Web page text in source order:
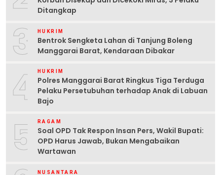
Ditangkap
3 HUKRIM
Bentrok Sengketa Lahan di Tanjung Boleng
Manggarai Barat, Kendaraan Dibakar
4 HUKRIM
Polres Manggarai Barat Ringkus Tiga Terduga
Pelaku Persetubuhan terhadap Anak di Labuan
Bajo
5 RAGAM
Soal OPD Tak Respon Insan Pers, Wakil Bupati:
OPD Harus Jawab, Bukan Mengabaikan
Wartawan
NUSANTARA